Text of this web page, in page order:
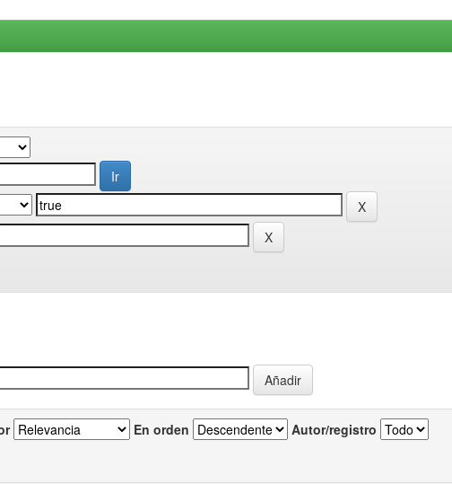
En orden Autor/registro